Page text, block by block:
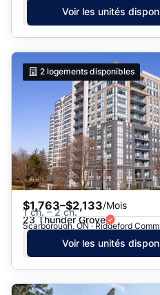
Voir les unités
2 logements disponibles
$1,763–$2,133/Mois
1 ch. – 2 ch.
23 Thunder Grove
Scarborough, ON · Ridgeford
Voir les unités